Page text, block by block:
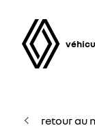
retour au